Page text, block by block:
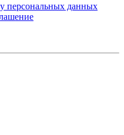
персональных данных